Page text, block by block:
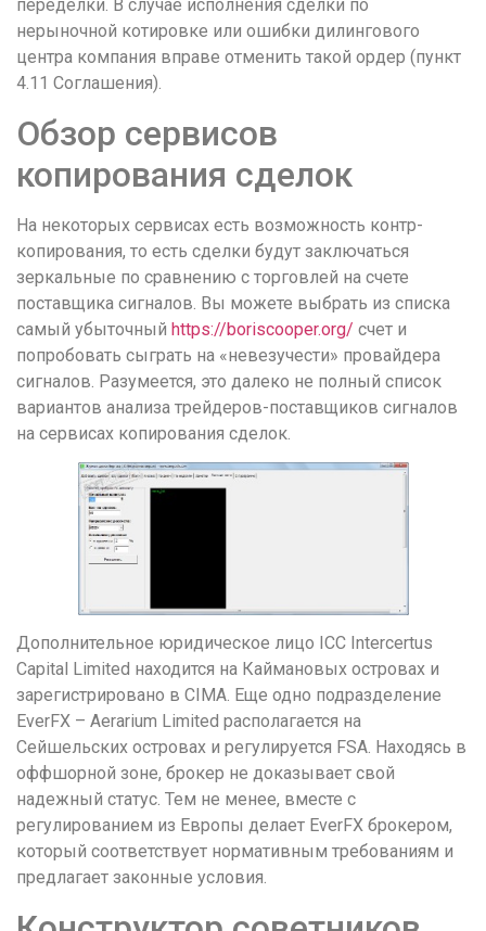
переделки. В случае исполнения сделки по
нерыночной котировке или ошибки дилингового
центра компания вправе отменить такой ордер (пункт
4.11 Соглашения).
Обзор сервисов
копирования сделок
На некоторых сервисах есть возможность контр-
копирования, то есть сделки будут заключаться
зеркальные по сравнению с торговлей на счете
поставщика сигналов. Вы можете выбрать из списка
самый убыточный https://boriscooper.org/ счет и
попробовать сыграть на «невезучести» провайдера
сигналов. Разумеется, это далеко не полный список
вариантов анализа трейдеров-поставщиков сигналов
на сервисах копирования сделок.
Дополнительное юридическое лицо ICC Intercertus
Capital Limited находится на Каймановых островах и
зарегистрировано в CIMA. Еще одно подразделение
EverFX – Aerarium Limited располагается на
Сейшельских островах и регулируется FSA. Находясь в
оффшорной зоне, брокер не доказывает свой
надежный статус. Тем не менее, вместе с
регулированием из Европы делает EverFX брокером,
который соответствует нормативным требованиям и
предлагает законные условия.